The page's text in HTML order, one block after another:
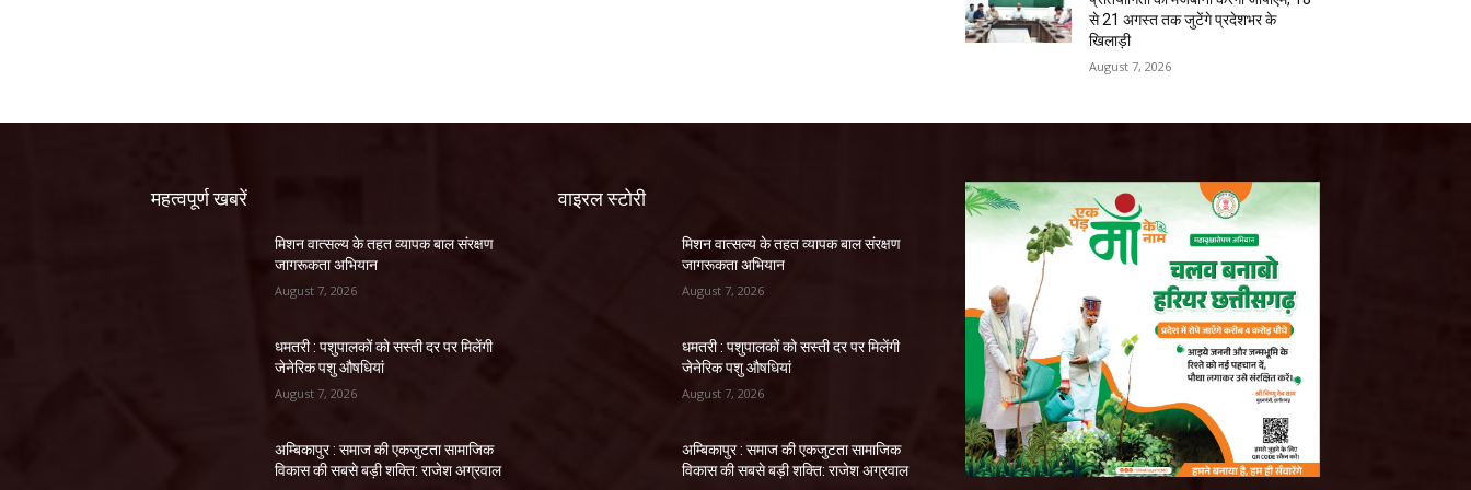
से 21 अगस्त तक जुटेंगे प्रदेशभर के
खिलाड़ी
August 7, 2026
महत्वपूर्ण खबरें
मिशन वात्सल्य के तहत व्यापक बाल संरक्षण
जागरूकता अभियान
August 7, 2026
धमतरी : पशुपालकों को सस्ती दर पर मिलेंगी
जेनेरिक पशु औषधियां
August 7, 2026
अम्बिकापुर : समाज की एकजुटता सामाजिक
विकास की सबसे बड़ी शक्ति: राजेश अग्रवाल
वाइरल स्टोरी
मिशन वात्सल्य के तहत व्यापक बाल संरक्षण
जागरूकता अभियान
August 7, 2026
धमतरी : पशुपालकों को सस्ती दर पर मिलेंगी
जेनेरिक पशु औषधियां
August 7, 2026
अम्बिकापुर : समाज की एकजुटता सामाजिक
विकास की सबसे बड़ी शक्ति: राजेश अग्रवाल